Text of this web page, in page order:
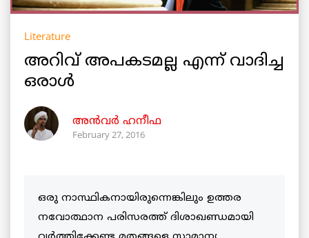
Literature
അറിവ് അപകടമല്ല എന്ന് വാദിച്ച
ഒരാള്‍
അന്‍വര്‍ ഹനീഫ
February 27, 2016
ഒരു നാസ്ഥികനായിരുന്നെങ്കിലും ഉത്തര
നവോത്ഥാന പരിസരത്ത് ദിശാഖണ്ഡമായി